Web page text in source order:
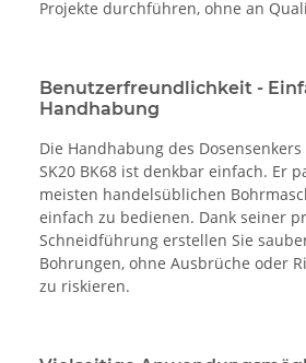
Projekte durchführen, ohne an
Benutzerfreundlichkeit -
Handhabung
Die Handhabung des
SK20 BK68 ist denkbar einfach. Er
meisten handelsüblichen
einfach zu bedienen. Dank seiner
Schneidführung erstellen Sie
Bohrungen, ohne Ausbrüche oder
zu riskieren.